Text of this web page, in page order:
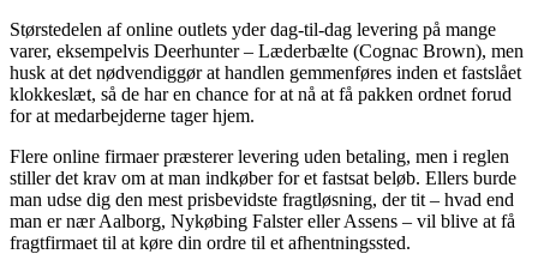
Størstedelen af online outlets yder dag-til-dag levering på mange
varer, eksempelvis Deerhunter – Læderbælte (Cognac Brown), men
husk at det nødvendiggør at handlen gemmenføres inden et fastslået
klokkeslæt, så de har en chance for at nå at få pakken ordnet forud
for at medarbejderne tager hjem.
Flere online firmaer præsterer levering uden betaling, men i reglen
stiller det krav om at man indkøber for et fastsat beløb. Ellers burde
man udse dig den mest prisbevidste fragtløsning, der tit – hvad end
man er nær Aalborg, Nykøbing Falster eller Assens – vil blive at få
fragtfirmaet til at køre din ordre til et afhentningssted.